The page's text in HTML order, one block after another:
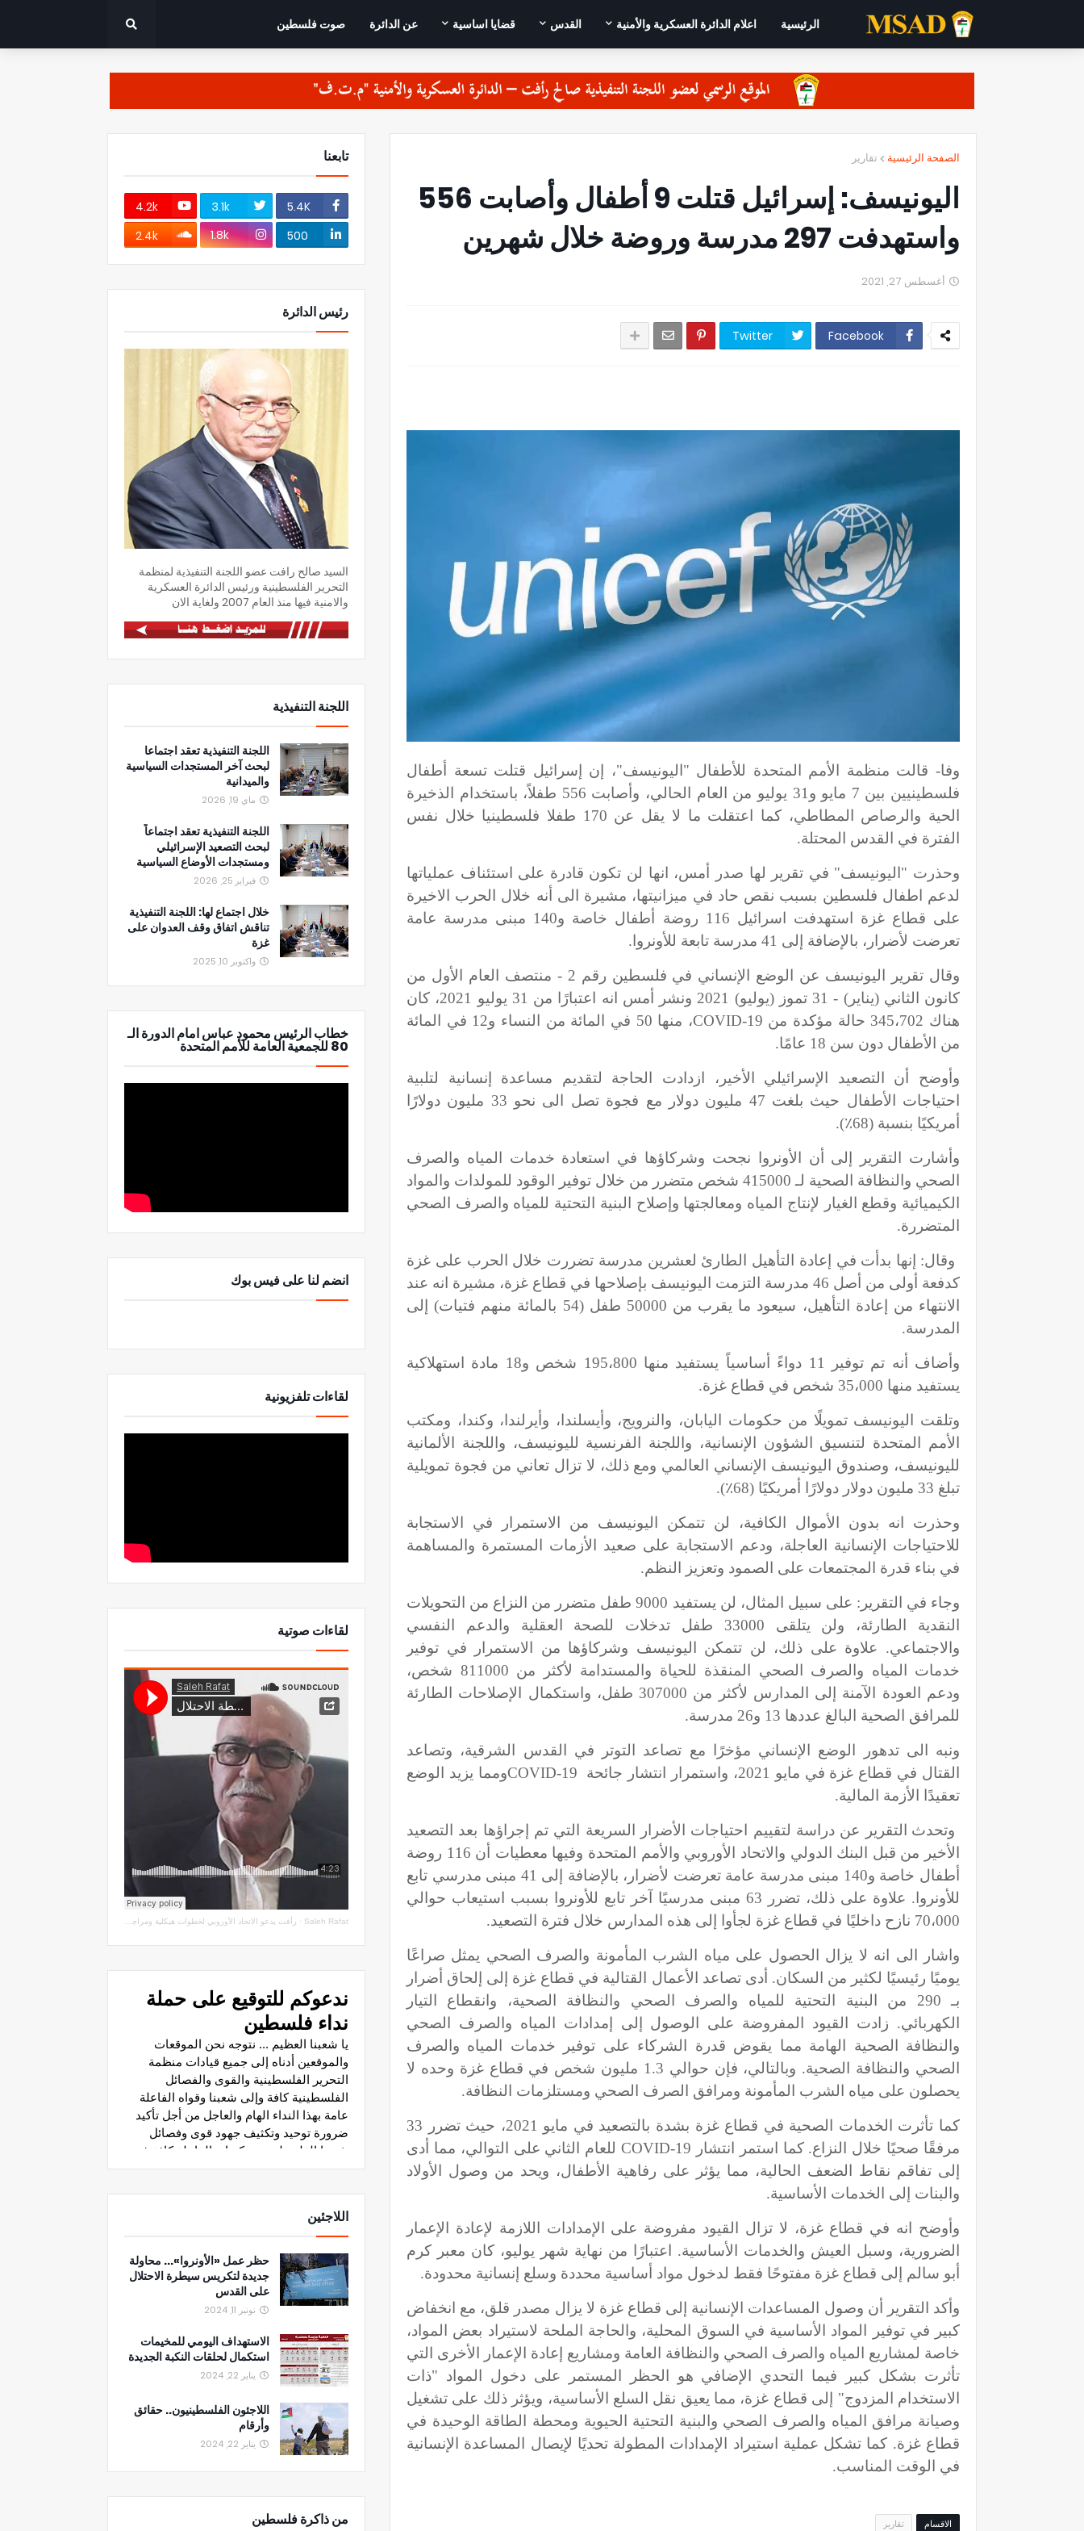
الرئيسية اعلام الدائرة العسكرية والأمنية القدس قضايا اساسية عن الدائرة صوت فلسطين
الصفحة الرئيسية تقارير
اليونيسف: إسرائيل قتلت 9 أطفال وأصابت 556
واستهدفت 297 مدرسة وروضة خلال شهرين
أغسطس 27, 2021
Facebook
Twitter
وفا- قالت منظمة الأمم المتحدة للأطفال "اليونيسف"، إن إسرائيل قتلت تسعة أطفال
فلسطينيين بين 7 مايو و31 يوليو من العام الحالي، وأصابت 556 طفلاً، باستخدام الذخيرة
الحية والرصاص المطاطي، كما اعتقلت ما لا يقل عن 170 طفلا فلسطينيا خلال نفس
الفترة في القدس المحتلة.
وحذرت "اليونيسف" في تقرير لها صدر أمس، انها لن تكون قادرة على استئناف عملياتها
لدعم اطفال فلسطين بسبب نقص حاد في ميزانيتها، مشيرة الى أنه خلال الحرب الاخيرة
على قطاع غزة استهدفت اسرائيل 116 روضة أطفال خاصة و140 مبنى مدرسة عامة
تعرضت لأضرار، بالإضافة إلى 41 مدرسة تابعة للأونروا.
وقال تقرير اليونيسف عن الوضع الإنساني في فلسطين رقم 2 - منتصف العام الأول من
كانون الثاني (يناير) - 31 تموز (يوليو) 2021 ونشر أمس انه اعتبارًا من 31 يوليو 2021، كان
هناك 345،702 حالة مؤكدة من
COVID-19
، منها 50 في المائة من النساء و12 في المائة
من الأطفال دون سن 18 عامًا.
وأوضح أن التصعيد الإسرائيلي الأخير، ازدادت الحاجة لتقديم مساعدة إنسانية لتلبية
احتياجات الأطفال حيث بلغت 47 مليون دولار مع فجوة تصل الى نحو 33 مليون دولارًا
أمريكيًا بنسبة (68٪).
وأشارت التقرير إلى أن الأونروا نجحت وشركاؤها في استعادة خدمات المياه والصرف
الصحي والنظافة الصحية لـ 415000 شخص متضرر من خلال توفير الوقود للمولدات والمواد
الكيميائية وقطع الغيار لإنتاج المياه ومعالجتها وإصلاح البنية التحتية للمياه والصرف الصحي
المتضررة.
وقال: إنها بدأت في إعادة التأهيل الطارئ لعشرين مدرسة تضررت خلال الحرب على غزة
كدفعة أولى من أصل 46 مدرسة التزمت اليونيسف بإصلاحها في قطاع غزة، مشيرة انه عند
الانتهاء من إعادة التأهيل، سيعود ما يقرب من 50000 طفل (54 بالمائة منهم فتيات) إلى
المدرسة.
وأضاف أنه تم توفير 11 دواءً أساسياً يستفيد منها 195،800 شخص و18 مادة استهلاكية
يستفيد منها 35،000 شخص في قطاع غزة.
وتلقت اليونيسف تمويلًا من حكومات اليابان، والنرويج، وأيسلندا، وأيرلندا، وكندا، ومكتب
الأمم المتحدة لتنسيق الشؤون الإنسانية، واللجنة الفرنسية لليونيسف، واللجنة الألمانية
لليونيسف، وصندوق اليونيسف الإنساني العالمي ومع ذلك، لا تزال تعاني من فجوة تمويلية
تبلغ 33 مليون دولار دولارًا أمريكيًا (68٪).
وحذرت انه بدون الأموال الكافية، لن تتمكن اليونيسف من الاستمرار في الاستجابة
للاحتياجات الإنسانية العاجلة، ودعم الاستجابة على صعيد الأزمات المستمرة والمساهمة
في بناء قدرة المجتمعات على الصمود وتعزيز النظم.
وجاء في التقرير: على سبيل المثال، لن يستفيد 9000 طفل متضرر من النزاع من التحويلات
النقدية الطارئة، ولن يتلقى 33000 طفل تدخلات للصحة العقلية والدعم النفسي
والاجتماعي. علاوة على ذلك، لن تتمكن اليونيسف وشركاؤها من الاستمرار في توفير
خدمات المياه والصرف الصحي المنقذة للحياة والمستدامة لأكثر من 811000 شخص،
ودعم العودة الآمنة إلى المدارس لأكثر من 307000 طفل، واستكمال الإصلاحات الطارئة
للمرافق الصحية البالغ عددها 13 و26 مدرسة.
ونبه الى تدهور الوضع الإنساني مؤخرًا مع تصاعد التوتر في القدس الشرقية، وتصاعد
القتال في قطاع غزة في مايو 2021، واستمرار انتشار جائحة
COVID-19ومما يزيد الوضع
تعقيدًا الأزمة المالية.
وتحدث التقرير عن دراسة لتقييم احتياجات الأضرار السريعة التي تم إجراؤها بعد التصعيد
الأخير من قبل البنك الدولي والاتحاد الأوروبي والأمم المتحدة وفيها معطيات أن 116 روضة
أطفال خاصة و140 مبنى مدرسة عامة تعرضت لأضرار، بالإضافة إلى 41 مبنى مدرسي تابع
للأونروا. علاوة على ذلك، تضرر 63 مبنى مدرسيًا آخر تابع للأونروا بسبب استيعاب حوالي
70،000 نازح داخليًا في قطاع غزة لجأوا إلى هذه المدارس خلال فترة التصعيد.
واشار الى انه لا يزال الحصول على مياه الشرب المأمونة والصرف الصحي يمثل صراعًا
يوميًا رئيسيًا لكثير من السكان. أدى تصاعد الأعمال القتالية في قطاع غزة إلى إلحاق أضرار
بـ 290 من البنية التحتية للمياه والصرف الصحي والنظافة الصحية، وانقطاع التيار
الكهربائي. زادت القيود المفروضة على الوصول إلى إمدادات المياه والصرف الصحي
والنظافة الصحية الهامة مما يقوض قدرة الشركاء على توفير خدمات المياه والصرف
الصحي والنظافة الصحية. وبالتالي، فإن حوالي 1.3 مليون شخص في قطاع غزة وحده لا
يحصلون على مياه الشرب المأمونة ومرافق الصرف الصحي ومستلزمات النظافة.
كما تأثرت الخدمات الصحية في قطاع غزة بشدة بالتصعيد في مايو 2021، حيث تضرر 33
مرفقًا صحيًا خلال النزاع. كما استمر انتشار COVID-19للعام الثاني على التوالي، مما أدى
إلى تفاقم نقاط الضعف الحالية، مما يؤثر على رفاهية الأطفال، ويحد من وصول الأولاد
والبنات إلى الخدمات الأساسية.
وأوضح انه في قطاع غزة، لا تزال القيود مفروضة على الإمدادات اللازمة لإعادة الإعمار
الضرورية، وسبل العيش والخدمات الأساسية. اعتبارًا من نهاية شهر يوليو، كان معبر كرم
أبو سالم إلى قطاع غزة مفتوحًا فقط لدخول مواد أساسية محددة وسلع إنسانية محدودة.
وأكد التقرير أن وصول المساعدات الإنسانية إلى قطاع غزة لا يزال مصدر قلق، مع انخفاض
كبير في توفير المواد الأساسية في السوق المحلية، والحاجة الملحة لاستيراد بعض المواد،
خاصة لمشاريع المياه والصرف الصحي والنظافة العامة ومشاريع إعادة الإعمار الأخرى التي
تأثرت بشكل كبير فيما التحدي الإضافي هو الحظر المستمر على دخول المواد "ذات
الاستخدام المزدوج" إلى قطاع غزة، مما يعيق نقل السلع الأساسية، ويؤثر ذلك على تشغيل
وصيانة مرافق المياه والصرف الصحي والبنية التحتية الحيوية ومحطة الطاقة الوحيدة في
قطاع غزة. كما تشكل عملية استيراد الإمدادات المطولة تحديًا لإيصال المساعدة الإنسانية
في الوقت المناسب.
الاقسام تقارير
تابعنا
5.4K
3.1k
4.2k
500
1.8k
2.4k
رئيس الدائرة
السيد صالح رافت عضو اللجنة التنفيذية لمنظمة
التحرير الفلسطينية ورئيس الدائرة العسكرية
والامنية فيها منذ العام 2007 ولغاية الان
اللجنة التنفيذية
اللجنة التنفيذية تعقد اجتماعا
لبحث آخر المستجدات السياسية
والميدانية
ماي 19, 2026
اللجنة التنفيذية تعقد اجتماعاً
لبحث التصعيد الإسرائيلي
ومستجدات الأوضاع السياسية
فبراير 25, 2026
خلال اجتماع لها: اللجنة التنفيذية
تناقش اتفاق وقف العدوان على
غزة
واكتوبر 10, 2025
خطاب الرئيس محمود عباس امام الدورة الـ
80 للجمعية العامة للأمم المتحدة
انضم لنا على فيس بوك
لقاءات تلفزيونية
لقاءات صوتية
Saleh Rafat
· رأفت يدعو الاتحاد الأوروبي لخطوات هيكلية ومراجعة اتفاقيات الشراكة مع سلطة الاحتلال
اللاجئين
حظر عمل «الأونروا»... محاولة
جديدة لتكريس سيطرة الاحتلال
على القدس
نونبر 11, 2024
الاستهداف اليومي للمخيمات
استكمال لحلقات النكبة الجديدة
يناير 22, 2024
اللاجئون الفلسطينيون.. حقائق
وأرقام
يناير 22, 2024
من ذاكرة فلسطين